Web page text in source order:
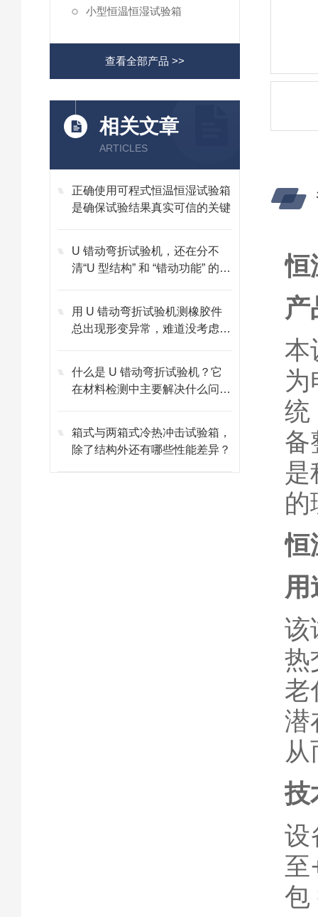
小型恒温恒湿试验箱
查看全部产品 >>
相关文章
ARTICLES
正确使用可程式恒温恒湿试验箱
是确保试验结果真实可信的关键
U 错动弯折试验机，还在分不
清“U 型结构” 和 “错动功能” 的核
用 U 错动弯折试验机测橡胶件
总出现形变异常，难道没考虑环
什么是 U 错动弯折试验机？它
在材料检测中主要解决什么问
箱式与两箱式冷热冲击试验箱，
除了结构外还有哪些性能差异？
恒
产
本
统
备
是
的
恒
用
该
热
老
潜
技
设
至